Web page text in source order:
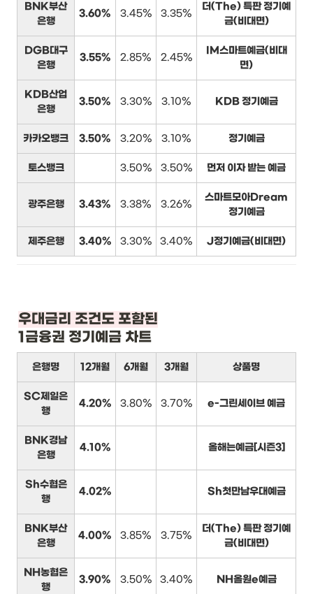
BNK부산
은행
3.60% 3.45% 3.35%
더(The) 특판 정기예
금(비대면)
DGB대구
은행
3.55% 2.85% 2.45%
IM스마트예금(비대
면)
KDB산업
은행
3.50% 3.30% 3.10% KDB 정기예금
카카오뱅크 3.50% 3.20% 3.10% 정기예금
토스뱅크 3.50% 3.50% 먼저 이자 받는 예금
광주은행 3.43% 3.38% 3.26%
스마트모아Dream
정기예금
제주은행 3.40% 3.30% 3.40% J정기예금(비대면)
1금융권 정기예금 차트
은행명 12개월 6개월 3개월 상품명
SC제일은
행
4.20% 3.80% 3.70% e-그린세이브 예금
BNK경남
은행
4.10% 올해는예금[시즌3]
Sh수협은
행
4.02% Sh첫만남우대예금
BNK부산
은행
4.00% 3.85% 3.75%
더(The) 특판 정기예
금(비대면)
NH농협은
행
3.90% 3.50% 3.40% NH올원e예금